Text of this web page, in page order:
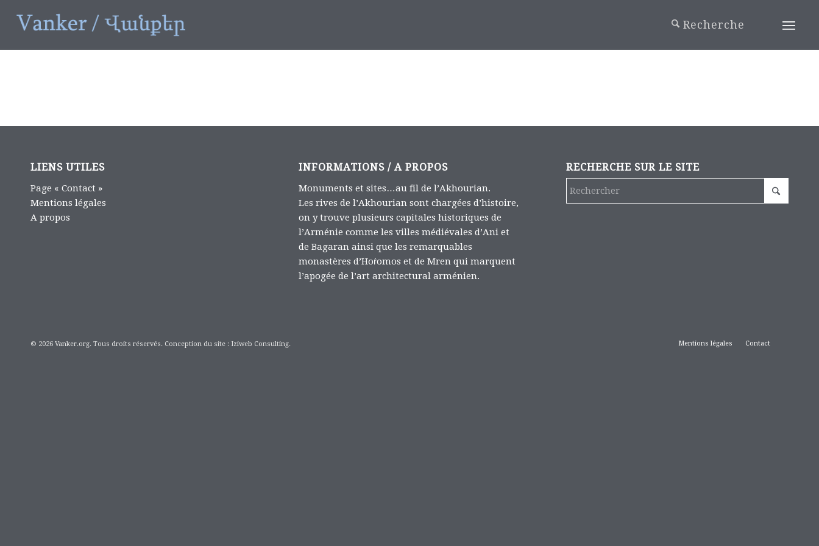
LIENS UTILES
Page « Contact »
Mentions légales
A propos
INFORMATIONS / A PROPOS
Monuments et sites…au fil de l’Akhourian.
Les rives de l’Akhourian sont chargées d’histoire,
on y trouve plusieurs capitales historiques de
l’Arménie comme les villes médiévales d’Ani et
de Bagaran ainsi que les remarquables
monastères d’Hoṙomos et de Mren qui marquent
l’apogée de l’art architectural arménien.
RECHERCHE SUR LE SITE
© 2026 Vanker.org. Tous droits réservés. Conception du site : Iziweb Consulting. Mentions légales Contact